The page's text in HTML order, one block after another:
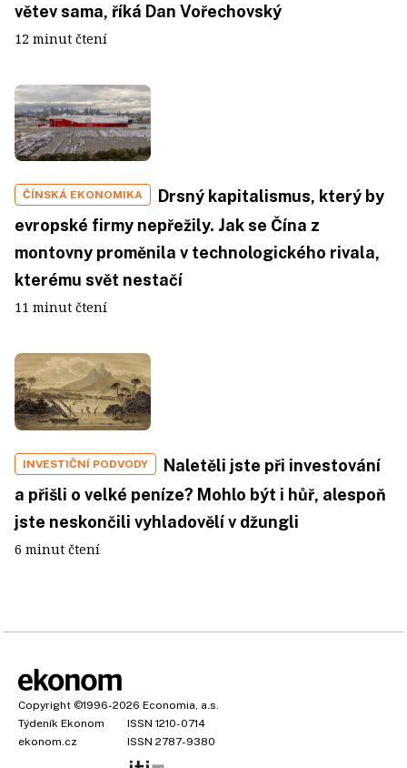
větev sama, říká Dan Vořechovský
12 minut čtení
ČÍNSKÁ EKONOMIKA
Drsný kapitalismus, který by
evropské firmy nepřežily. Jak se Čína z
montovny proměnila v technologického rivala,
kterému svět nestačí
11 minut čtení
INVESTIČNÍ PODVODY
Naletěli jste při investování
a přišli o velké peníze? Mohlo být i hůř, alespoň
jste neskončili vyhladovělí v džungli
6 minut čtení
Copyright ©1996-2026 Economia, a.s.
Týdeník Ekonom
ISSN 1210-0714
ekonom.cz
ISSN 2787-9380